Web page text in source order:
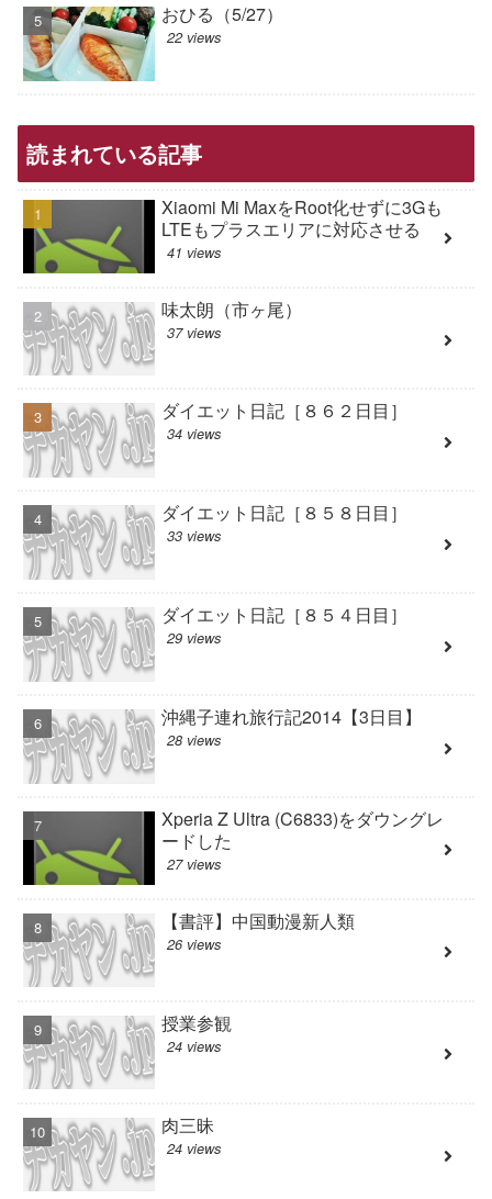
おひる（5/27）
22 views
読まれている記事
Xiaomi Mi MaxをRoot化せずに3Gも
LTEもプラスエリアに対応させる
41 views
味太朗（市ヶ尾）
37 views
ダイエット日記［８６２日目］
34 views
ダイエット日記［８５８日目］
33 views
ダイエット日記［８５４日目］
29 views
沖縄子連れ旅行記2014【3日目】
28 views
Xperia Z Ultra (C6833)をダウングレ
ードした
27 views
【書評】中国動漫新人類
26 views
授業参観
24 views
肉三昧
24 views